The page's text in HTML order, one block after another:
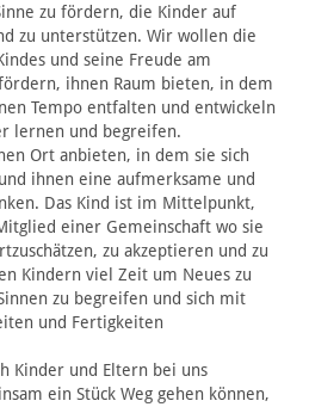
zu fördern, die Kinder auf
zu unterstützen. Wir wollen die
und seine Freude am
ihnen Raum bieten, in dem
Tempo entfalten und entwickeln
lernen und begreifen.
Ort anbieten, in dem sie sich
ihnen eine aufmerksame und
Das Kind ist im Mittelpunkt,
einer Gemeinschaft wo sie
zu akzeptieren und zu
Kindern viel Zeit um Neues zu
zu begreifen und sich mit
und Fertigkeiten
Kinder und Eltern bei uns
ein Stück Weg gehen können,